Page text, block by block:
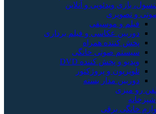
بازی‌ ویدئویی و آنلاین
و تصویری
فیلم و موسیقی
دوربین عکاسی و فیلم برداری
پخش کننده همراه
سیستم صوتی خانگی
ویدیو و پخش کننده DVD
تلویزیون و پروژکتور
دوربین مدار بسته
رو میزی
خانگی برقی